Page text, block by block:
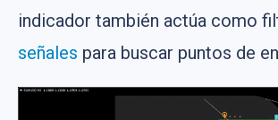
indicador también actúa como
señales para buscar puntos de